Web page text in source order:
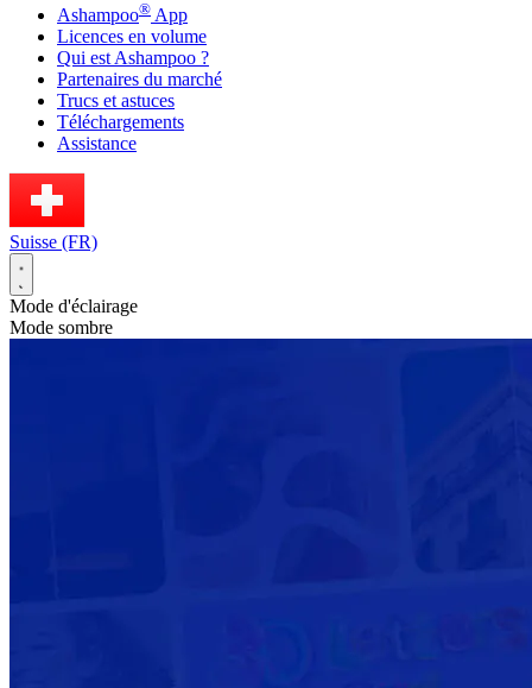
Ashampoo® App
Licences en volume
Qui est Ashampoo ?
Partenaires du marché
Trucs et astuces
Téléchargements
Assistance
Suisse (FR)
Mode d'éclairage
Mode sombre